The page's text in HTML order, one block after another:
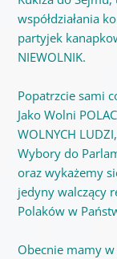
współdziałania
partyjek
NIEWOLNIK.
Popatrzcie sami
Jako Wolni
WOLNYCH
Wybory do
oraz wykażemy
jedyny walczący
Polaków w
Obecnie mamy